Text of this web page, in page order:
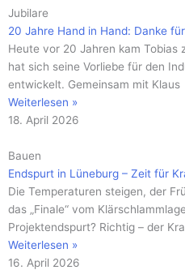
Jubilare
20 Jahre Hand in Hand: Danke
Heute vor 20 Jahren kam Tobias
hat sich seine Vorliebe für den
entwickelt. Gemeinsam mit Klaus
Weiterlesen »
18. April 2026
Bauen
Endspurt in Lüneburg – Zeit für
Die Temperaturen steigen, der
das „Finale“ vom
Projektendspurt? Richtig – der
Weiterlesen »
16. April 2026